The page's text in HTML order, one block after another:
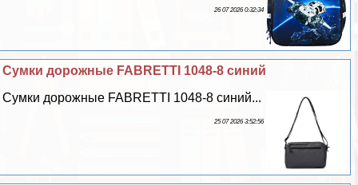
26 07 2026 0:32:34
Сумки дорожные FABRETTI 1048-8 синий
Сумки дорожные FABRETTI 1048-8 синий...
25 07 2026 3:52:56